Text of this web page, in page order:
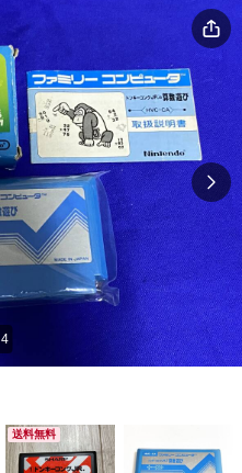
4
送料無料